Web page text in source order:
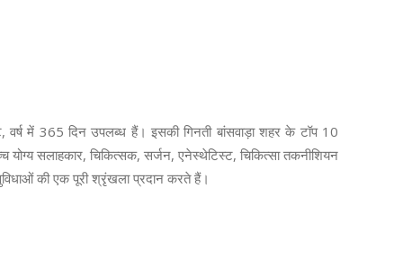
में 365 दिन उपलब्ध हैं। इसकी गिनती बांसवाड़ा शहर के टॉप 10
सलाहकार, चिकित्सक, सर्जन, एनेस्थेटिस्ट, चिकित्सा तकनीशियन
की एक पूरी श्रृंखला प्रदान करते हैं।